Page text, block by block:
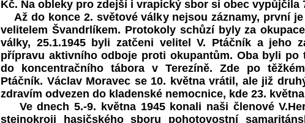
Kč. Na obleky pro zdejší i vrapický sbor si obec vypůjčila
Až do konce 2. světové války nejsou záznamy, první je
velitelem Švandrlíkem. Protokoly schůzí byly za
války, 25.1.1945 byli zatčeni velitel V. Ptáčník a jeho
přípravu aktivního odboje proti okupantům. Oba byli po
do koncentračního tábora v Terezíně. Zde po
Ptáčník. Václav Moravec se 10. května vrátil, ale již
zdravím odvezen do kladenské nemocnice, kde 23.
Ve dnech 5.-9. května 1945 konali naši členové
stejnokroji hasičského sboru pohotovostní